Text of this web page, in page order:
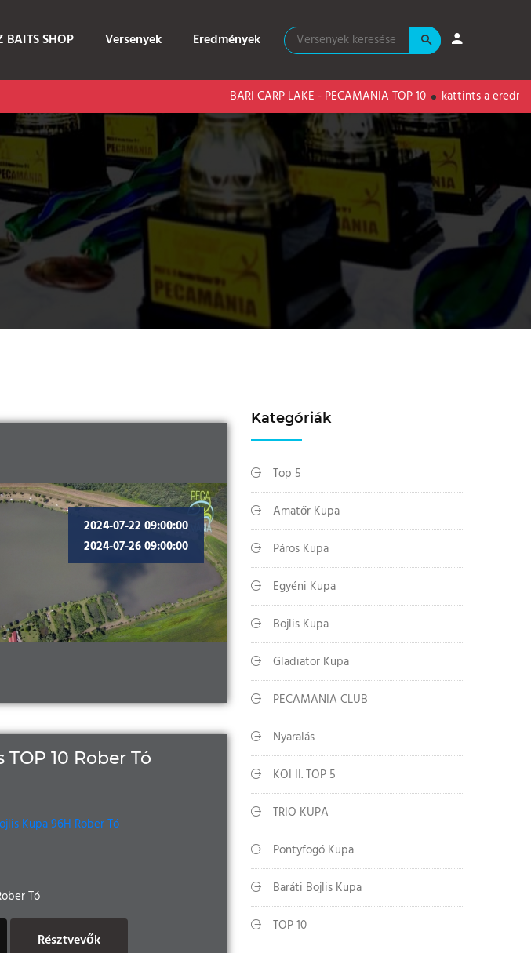
BAITS SHOP Versenyek Eredmények
BARI CARP LAKE - PECAMANIA TOP 10 kattints a eredményekért!
2024-07-22 09:00:00
2024-07-26 09:00:00
TOP 10 Rober Tó
Kupa 96H Rober Tó
Tó
Résztvevők
Kategóriák
Top 5
Amatőr Kupa
Páros Kupa
Egyéni Kupa
Bojlis Kupa
Gladiator Kupa
PECAMANIA CLUB
Nyaralás
KOI II. TOP 5
TRIO KUPA
Pontyfogó Kupa
Baráti Bojlis Kupa
TOP 10